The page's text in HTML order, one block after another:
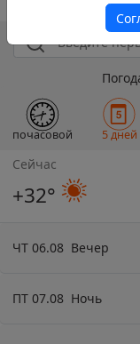
почасовой 5 дней
Сейчас
+32°
ЧТ 06.08 Вечер
ПТ 07.08 Ночь